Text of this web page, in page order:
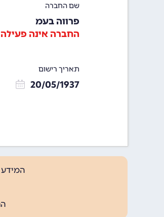
שם החברה
פרווה בעמ
החברה אינה פעילה
תאריך רישום
20/05/1937
המידע